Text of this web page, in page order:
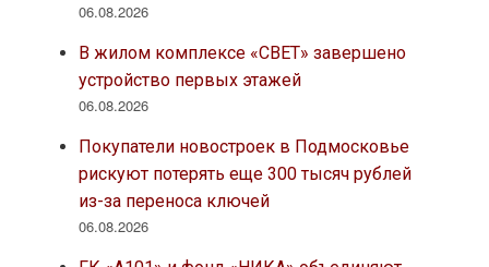
06.08.2026
В жилом комплексе «СВЕТ» завершено
устройство первых этажей
06.08.2026
Покупатели новостроек в Подмосковье
рискуют потерять еще 300 тысяч рублей
из-за переноса ключей
06.08.2026